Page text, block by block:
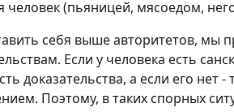
человек (пьяницей, мясоедом,
себя выше авторитетов, мы
Если у человека есть
доказательства, а если его
Поэтому, в таких спорных